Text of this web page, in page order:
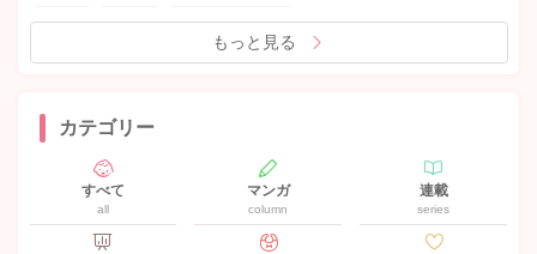
もっと見る
カテゴリー
すべて
all
マンガ
column
連載
series